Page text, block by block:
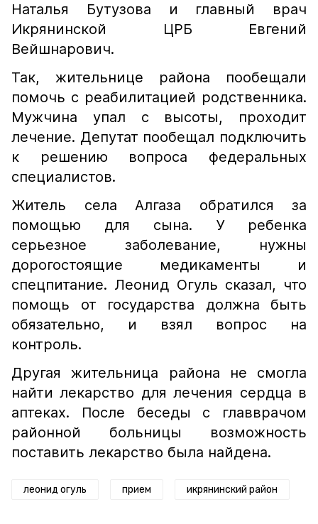
Наталья Бутузова и главный врач
Икрянинской ЦРБ Евгений
Вейшнарович.
Так, жительнице района пообещали
помочь с реабилитацией родственника.
Мужчина упал с высоты, проходит
лечение. Депутат пообещал подключить
к решению вопроса федеральных
специалистов.
Житель села Алгаза обратился за
помощью для сына. У ребенка
серьезное заболевание, нужны
дорогостоящие медикаменты и
спецпитание. Леонид Огуль сказал, что
помощь от государства должна быть
обязательно, и взял вопрос на
контроль.
Другая жительница района не смогла
найти лекарство для лечения сердца в
аптеках. После беседы с главврачом
районной больницы возможность
поставить лекарство была найдена.
леонид огуль прием икрянинский район